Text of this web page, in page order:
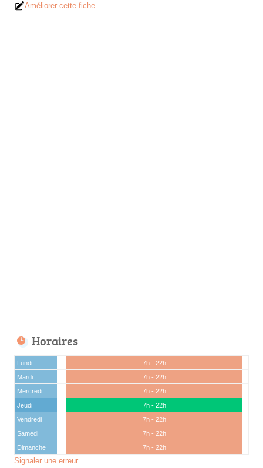
Améliorer cette fiche
Horaires
Lundi
7h - 22h
Mardi
7h - 22h
Mercredi
7h - 22h
Jeudi
7h - 22h
Vendredi
7h - 22h
Samedi
7h - 22h
Dimanche
7h - 22h
Signaler une erreur